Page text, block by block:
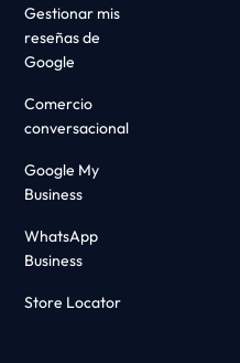
Gestionar mis
reseñas de
Google
Comercio
conversacional
Google My
Business
WhatsApp
Business
Store Locator